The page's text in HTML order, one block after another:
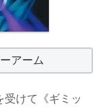
アーム
受けて《ギミッ